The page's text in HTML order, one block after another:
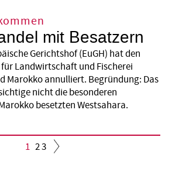
mit Besatzern
Gerichtshof (EuGH) hat den
Landwirtschaft und Fischerei
Marokko annulliert. Begründung: Das
nicht die besonderen
besetzten Westsahara.
Aktuelle
1 Seite
2Seite
3